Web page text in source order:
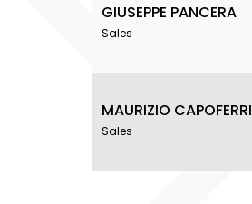
GIUSEPPE PANCERA
Sales
MAURIZIO CAPOFERRI
Sales